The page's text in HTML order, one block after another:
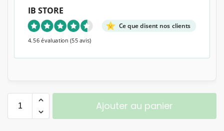
IB STORE
Ce que disent nos clients
4.56 évaluation (55 avis)
Ajouter au panier